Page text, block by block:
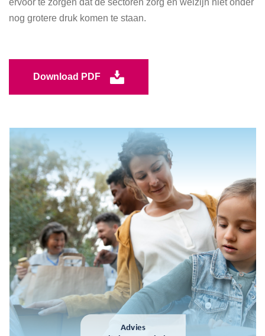
ervoor te zorgen dat de sectoren zorg en welzijn niet onder
nog grotere druk komen te staan.
Download PDF